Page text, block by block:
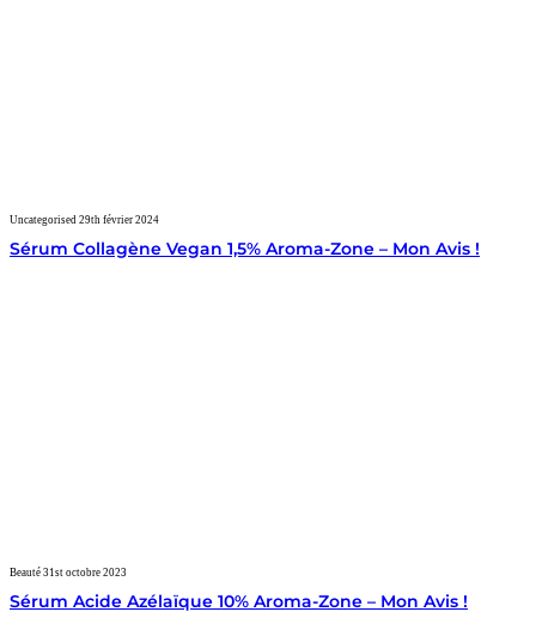
Uncategorised 29th février 2024
Sérum Collagène Vegan 1,5% Aroma-Zone – Mon Avis !
Beauté 31st octobre 2023
Sérum Acide Azélaïque 10% Aroma-Zone – Mon Avis !